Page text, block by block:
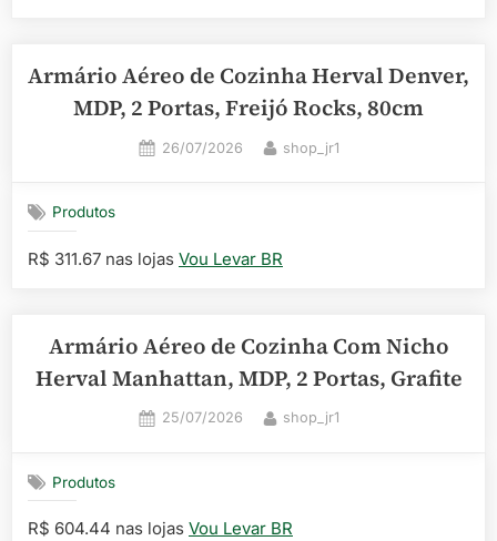
Armário Aéreo de Cozinha Herval Denver,
MDP, 2 Portas, Freijó Rocks, 80cm
Posted
26/07/2026 By
shop_jr1
Produtos
R$ 311.67 nas lojas Vou Levar BR
Armário Aéreo de Cozinha Com Nicho
Herval Manhattan, MDP, 2 Portas, Grafite
Posted
25/07/2026 By
shop_jr1
Produtos
R$ 604.44 nas lojas Vou Levar BR